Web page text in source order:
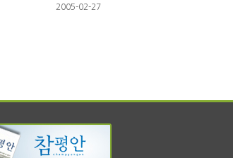
2005-02-27